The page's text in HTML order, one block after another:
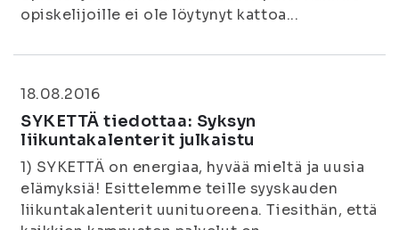
opiskelijoille ei ole löytynyt kattoa...
18.08.2016
SYKETTÄ tiedottaa: Syksyn
liikuntakalenterit julkaistu
1) SYKETTÄ on energiaa, hyvää mieltä ja uusia
elämyksiä! Esittelemme teille syyskauden
liikuntakalenterit uunituoreena. Tiesithän, että